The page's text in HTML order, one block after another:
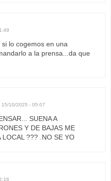
lo cogemos en una
a la prensa...da que
15/10/2025 - 05:07
SUENA A
Y DE BAJAS ME
LOCAL ??? .NO SE YO